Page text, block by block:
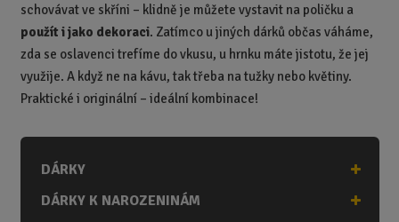
schovávat ve skříni – klidně je můžete vystavit na poličku a
použít i jako dekoraci. Zatímco u jiných dárků občas váháme,
zda se oslavenci trefíme do vkusu, u hrnku máte jistotu, že jej
využije. A když ne na kávu, tak třeba na tužky nebo květiny.
Praktické i originální – ideální kombinace!
DÁRKY
DÁRKY K NAROZENINÁM